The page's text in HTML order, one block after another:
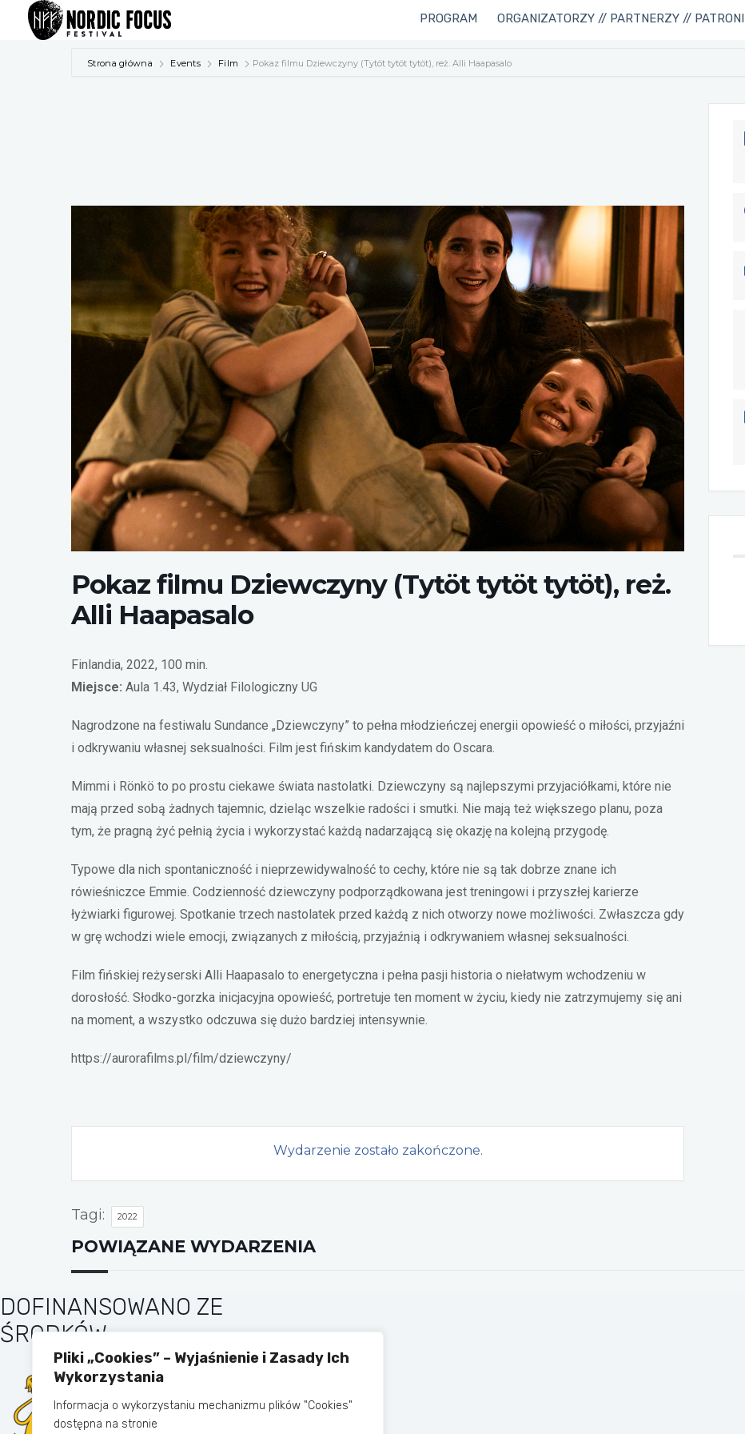
Pliki „Cookies” – Wyjaśnienie i Zasady Ich
Wykorzystania
Informacja o wykorzystaniu mechanizmu plików "Cookies"
dostępna na stronie
Przejdź
treści
PROGRAM ORGANIZATORZY // PARTNERZY // PATRONI
Strona główna Events Film Pokaz filmu Dziewczyny (Tytöt tytöt tytöt), reż. Alli Haapasalo
Film Dziewczyny Aurora Films
Pokaz filmu Dziewczyny (Tytöt tytöt tytöt), reż.
Alli Haapasalo
Finlandia, 2022, 100 min.
Miejsce: Aula 1.43, Wydział Filologiczny UG
Nagrodzone na festiwalu Sundance „Dziewczyny” to pełna młodzieńczej energii opowieść o miłości, przyjaźni
i odkrywaniu własnej seksualności. Film jest fińskim kandydatem do Oscara.
Mimmi i Rönkö to po prostu ciekawe świata nastolatki. Dziewczyny są najlepszymi przyjaciółkami, które nie
mają przed sobą żadnych tajemnic, dzieląc wszelkie radości i smutki. Nie mają też większego planu, poza
tym, że pragną żyć pełnią życia i wykorzystać każdą nadarzającą się okazję na kolejną przygodę.
Typowe dla nich spontaniczność i nieprzewidywalność to cechy, które nie są tak dobrze znane ich
rówieśniczce Emmie. Codzienność dziewczyny podporządkowana jest treningowi i przyszłej karierze
łyżwiarki figurowej. Spotkanie trzech nastolatek przed każdą z nich otworzy nowe możliwości. Zwłaszcza gdy
w grę wchodzi wiele emocji, związanych z miłością, przyjaźnią i odkrywaniem własnej seksualności.
Film fińskiej reżyserski Alli Haapasalo to energetyczna i pełna pasji historia o niełatwym wchodzeniu w
dorosłość. Słodko-gorzka inicjacyjna opowieść, portretuje ten moment w życiu, kiedy nie zatrzymujemy się ani
na moment, a wszystko odczuwa się dużo bardziej intensywnie.
https://aurorafilms.pl/film/dziewczyny/
Wydarzenie zostało zakończone.
Tagi: 2022
POWIĄZANE WYDARZENIA
DOFINANSOWANO ZE
ŚRODKÓW